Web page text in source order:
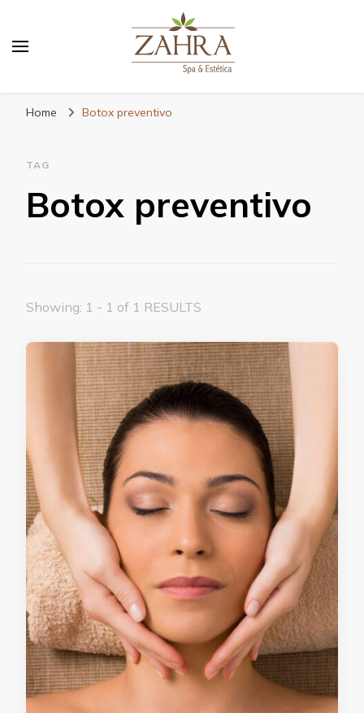
e relaxamento
Home Botox preventivo
TAG
Botox preventivo
Showing: 1 - 1 of 1 RESULTS